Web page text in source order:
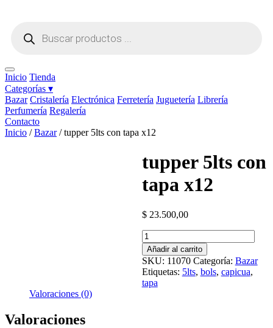
contenido
productos
Inicio Tienda
Categorías ▾
Bazar Cristalería Electrónica Ferretería Juguetería Librería
Perfumería Regalería
Contacto
Inicio /Bazar/ tupper 5lts con tapa x12
tupper 5lts con
tapa x12
$23.500,00
tupper
5lts
con
tapa
x12
cantidad
Añadir al carrito
SKU: 11070 Categoría: Bazar
Etiquetas: 5lts, bols, capicua,
tapa
Valoraciones (0)
Valoraciones